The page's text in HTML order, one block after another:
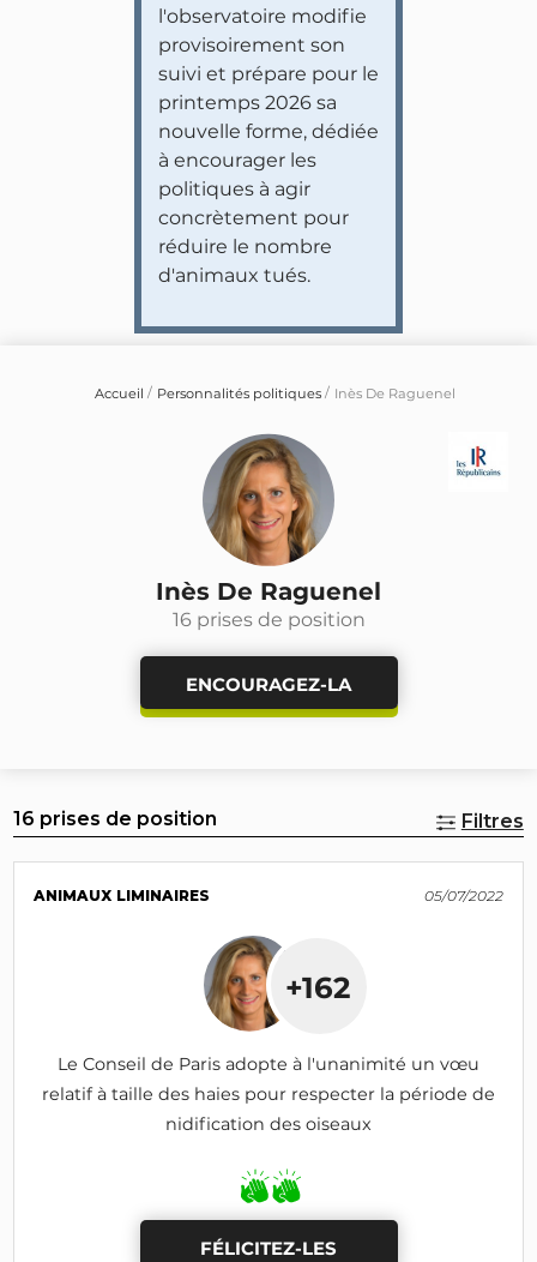
l'observatoire modifie
provisoirement son
suivi et prépare pour le
printemps 2026 sa
nouvelle forme, dédiée
à encourager les
politiques à agir
concrètement pour
réduire le nombre
d'animaux tués.
Accueil Personnalités politiques Inès De Raguenel
Inès De Raguenel
16 prises de position
ENCOURAGEZ-LA
16 prises de position Filtres
ANIMAUX LIMINAIRES 05/07/2022
+162
Le Conseil de Paris adopte à l'unanimité un vœu
relatif à taille des haies pour respecter la période de
nidification des oiseaux
FÉLICITEZ-LES